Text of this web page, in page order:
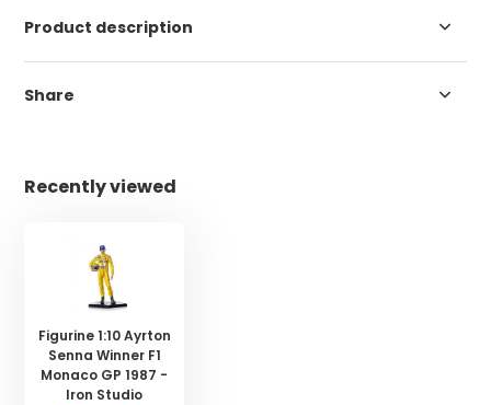
Product description
Share
Recently viewed
Figurine 1:10 Ayrton
Senna Winner F1
Monaco GP 1987 -
Iron Studio